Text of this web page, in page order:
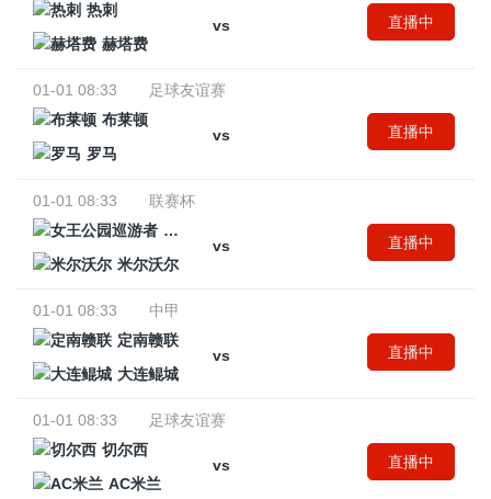
热刺
vs
赫塔费
直播中
01-01 08:33
足球友谊赛
布莱顿
vs
罗马
直播中
01-01 08:33
联赛杯
女王公园巡游者
vs
米尔沃尔
直播中
01-01 08:33
中甲
定南赣联
vs
大连鲲城
直播中
01-01 08:33
足球友谊赛
切尔西
vs
AC米兰
直播中